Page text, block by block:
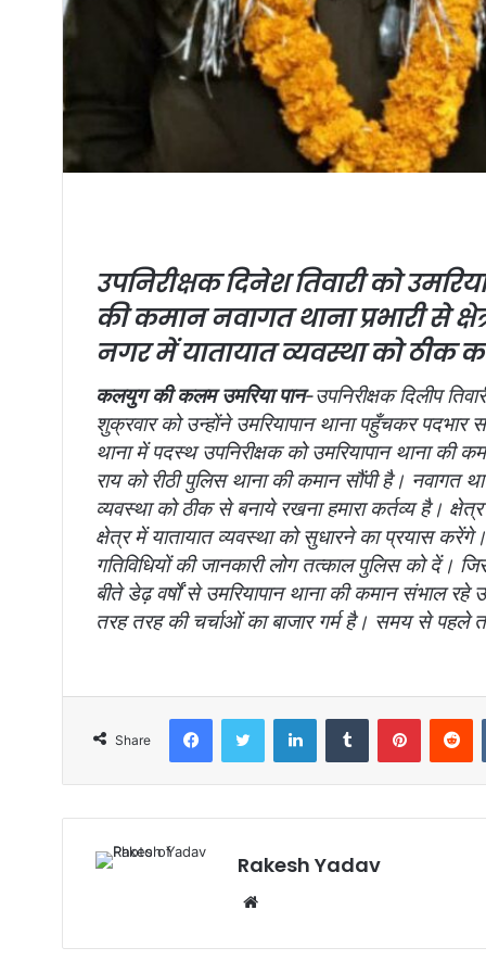
उपनिरीक्षक दिनेश तिवारी को
की कमान नवागत थाना प्रभारी से
नगर में यातायात व्यवस्था को ठीक
कलयुग की कलम उमरिया पान-उपनिरीक्षक दिलीप
शुक्रवार को उन्होंने उमरियापान थाना पहुँचकर
थाना में पदस्थ उपनिरीक्षक को उमरियापान थाना की
राय को रीठी पुलिस थाना की कमान सौंपी है। नवागत
व्यवस्था को ठीक से बनाये रखना हमारा कर्तव्य है।
क्षेत्र में यातायात व्यवस्था को सुधारने का प्रयास
गतिविधियों की जानकारी लोग तत्काल पुलिस को
बीते डेढ़ वर्षों से उमरियापान थाना की कमान संभाल रहे
तरह तरह की चर्चाओं का बाजार गर्म है। समय से पहले
Share
Rakesh Yadav
b